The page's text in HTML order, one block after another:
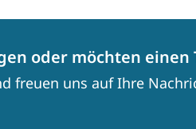
oder möchten
freuen uns auf Ihre